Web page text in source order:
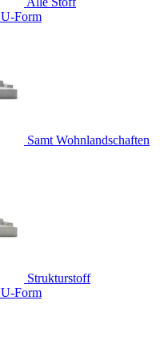
Form
Samt Wohnlandschaften
Strukturstoff
Form